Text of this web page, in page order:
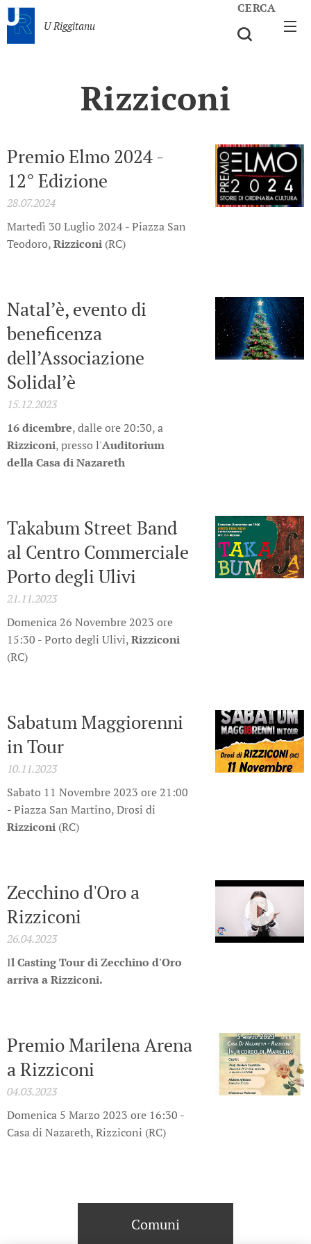
U Riggitanu
CERCA
Rizziconi
Premio Elmo 2024 -
12° Edizione
28.07.2024
Martedì 30 Luglio 2024 - Piazza San
Teodoro,Rizziconi (RC)
Natal’è, evento di
beneficenza
dell’Associazione
Solidal’è
15.12.2023
16 dicembre, dalle ore 20:30, a
Rizziconi, presso l'Auditorium
della Casa di Nazareth
Takabum Street Band
al Centro Commerciale
Porto degli Ulivi
21.11.2023
Domenica 26 Novembre 2023 ore
15:30 - Porto degli Ulivi,Rizziconi
(RC)
Sabatum Maggiorenni
in Tour
10.11.2023
Sabato 11 Novembre 2023 ore 21:00
- Piazza San Martino, Drosi di
Rizziconi (RC)
Zecchino d'Oro a
Rizziconi
26.04.2023
Il Casting Tour di Zecchino d'Oro
arriva a Rizziconi.
Premio Marilena Arena
a Rizziconi
04.03.2023
Domenica 5 Marzo 2023 ore 16:30 -
Casa di Nazareth, Rizziconi (RC)
Comuni